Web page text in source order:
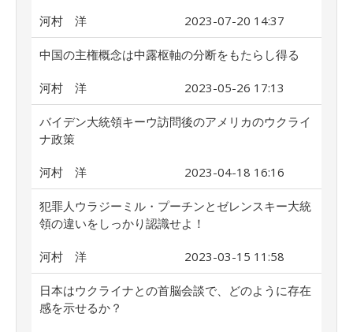
河村 洋 2023-07-20 14:37
中国の主権概念は中露枢軸の分断をもたらし得る
河村 洋 2023-05-26 17:13
バイデン大統領キーウ訪問後のアメリカのウクライ
ナ政策
河村 洋 2023-04-18 16:16
犯罪人ウラジーミル・プーチンとゼレンスキー大統
領の違いをしっかり認識せよ！
河村 洋 2023-03-15 11:58
日本はウクライナとの首脳会談で、どのように存在
感を示せるか？